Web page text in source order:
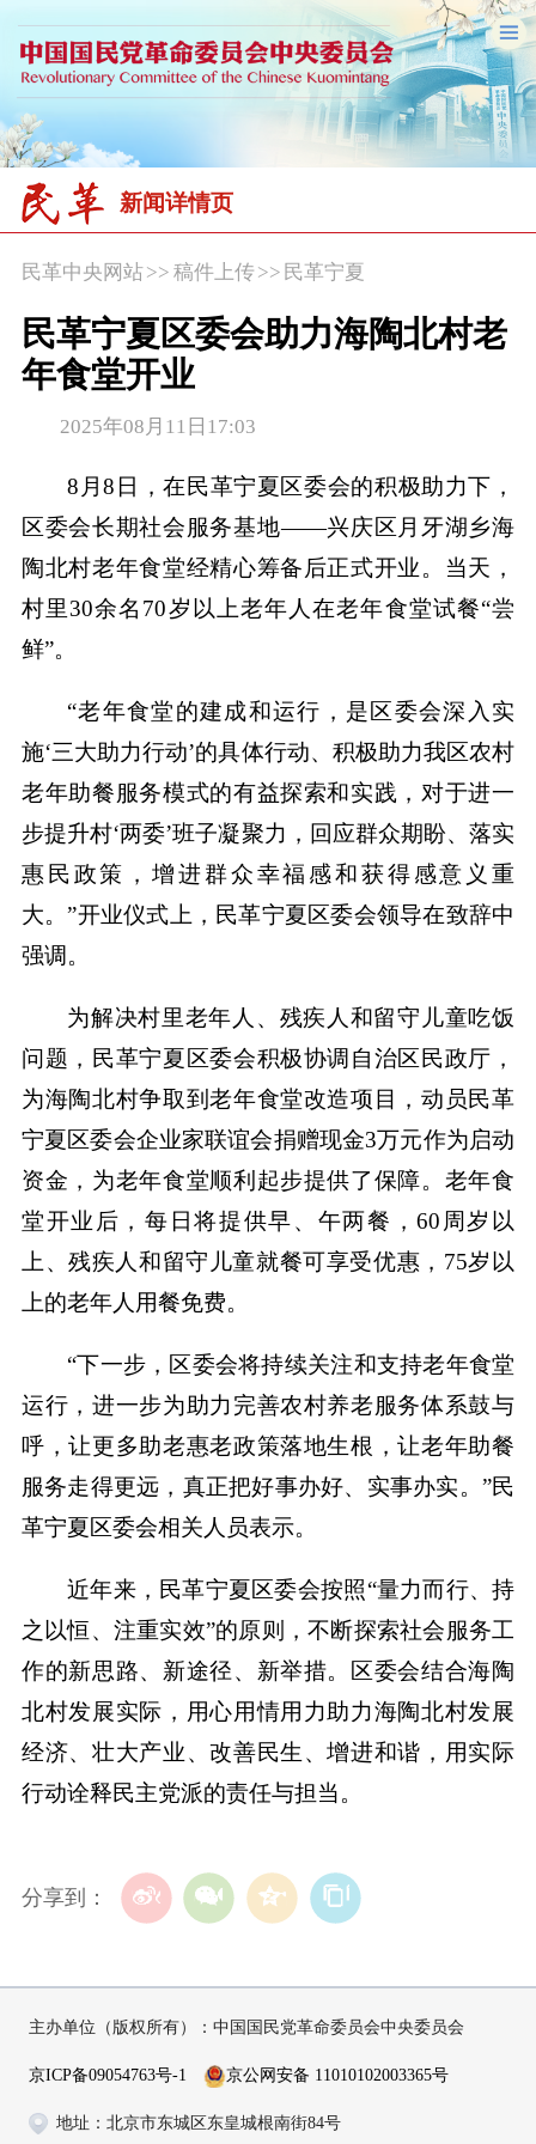
新闻详情页
民革中央网站>> 稿件上传 >> 民革宁夏
民革宁夏区委会助力海陶北村老
年食堂开业
2025年08月11日17:03
8月8日，在民革宁夏区委会的积极助力下，
区委会长期社会服务基地——兴庆区月牙湖乡海
陶北村老年食堂经精心筹备后正式开业。当天，
村里30余名70岁以上老年人在老年食堂试餐“尝
鲜”。
“老年食堂的建成和运行，是区委会深入实
施‘三大助力行动’的具体行动、积极助力我区农村
老年助餐服务模式的有益探索和实践，对于进一
步提升村‘两委’班子凝聚力，回应群众期盼、落实
惠民政策，增进群众幸福感和获得感意义重
大。”开业仪式上，民革宁夏区委会领导在致辞中
强调。
为解决村里老年人、残疾人和留守儿童吃饭
问题，民革宁夏区委会积极协调自治区民政厅，
为海陶北村争取到老年食堂改造项目，动员民革
宁夏区委会企业家联谊会捐赠现金3万元作为启动
资金，为老年食堂顺利起步提供了保障。老年食
堂开业后，每日将提供早、午两餐，60周岁以
上、残疾人和留守儿童就餐可享受优惠，75岁以
上的老年人用餐免费。
“下一步，区委会将持续关注和支持老年食堂
运行，进一步为助力完善农村养老服务体系鼓与
呼，让更多助老惠老政策落地生根，让老年助餐
服务走得更远，真正把好事办好、实事办实。”民
革宁夏区委会相关人员表示。
近年来，民革宁夏区委会按照“量力而行、持
之以恒、注重实效”的原则，不断探索社会服务工
作的新思路、新途径、新举措。区委会结合海陶
北村发展实际，用心用情用力助力海陶北村发展
经济、壮大产业、改善民生、增进和谐，用实际
行动诠释民主党派的责任与担当。
分享到：
主办单位（版权所有）：中国国民党革命委员会中央委员会
京ICP备09054763号-1 京公网安备 11010102003365号
地址：北京市东城区东皇城根南街84号